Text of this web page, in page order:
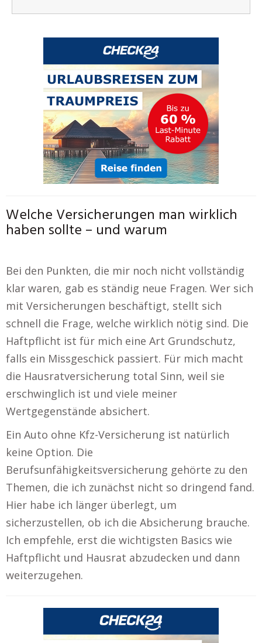
Welche Versicherungen man wirklich
haben sollte – und warum
Bei den Punkten, die mir noch nicht vollständig
klar waren, gab es ständig neue Fragen. Wer sich
mit Versicherungen beschäftigt, stellt sich
schnell die Frage, welche wirklich nötig sind. Die
Haftpflicht ist für mich eine Art Grundschutz,
falls ein Missgeschick passiert. Für mich macht
die Hausratversicherung total Sinn, weil sie
erschwinglich ist und viele meiner
Wertgegenstände absichert.
Ein Auto ohne Kfz-Versicherung ist natürlich
keine Option. Die
Berufsunfähigkeitsversicherung gehörte zu den
Themen, die ich zunächst nicht so dringend fand.
Hier habe ich länger überlegt, um
sicherzustellen, ob ich die Absicherung brauche.
Ich empfehle, erst die wichtigsten Basics wie
Haftpflicht und Hausrat abzudecken und dann
weiterzugehen.